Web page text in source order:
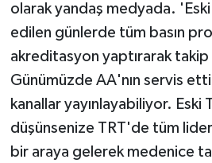
olarak yandaş medyada.
edilen günlerde tüm basın
akreditasyon yaptırarak
Günümüzde AA'nın servis
kanallar yayınlayabiliyor. Eski
düşünsenize TRT'de tüm
bir araya gelerek medenice